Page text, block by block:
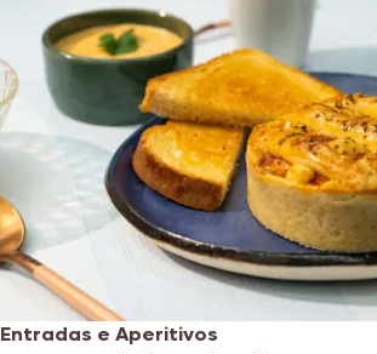
Entradas e Aperitivos